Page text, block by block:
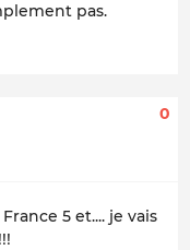
pas.
0
5 et.... je vais